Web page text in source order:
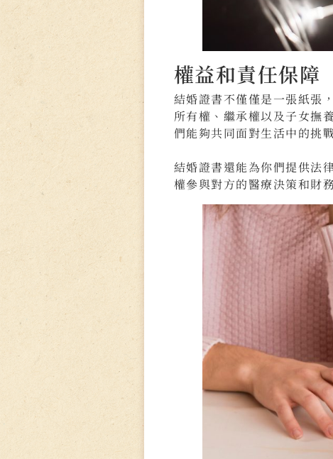
權益和責任保障
結婚證書不僅僅是一張紙張
所有權、繼承權以及子女撫
們能夠共同面對生活中的挑
結婚證書還能為你們提供法
權參與對方的醫療決策和財